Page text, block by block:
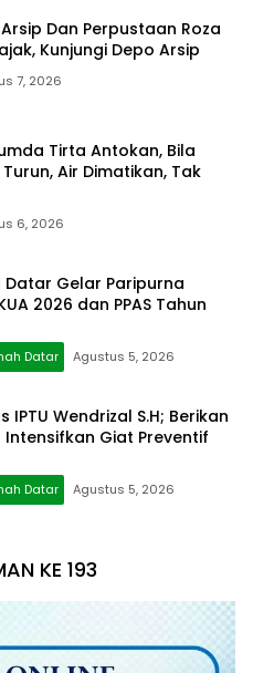
Dan Perpustaan Roza
Kunjungi Depo Arsip
7, 2026
Tirta Antokan, Bila
Air Dimatikan, Tak
6, 2026
Datar Gelar Paripurna
2026 dan PPAS Tahun
Datar Agustus 5, 2026
IPTU Wendrizal S.H; Berikan
Giat Preventif
Datar Agustus 5, 2026
KE 193